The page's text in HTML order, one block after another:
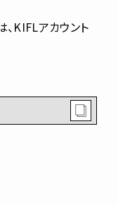
、KIFLアカウント